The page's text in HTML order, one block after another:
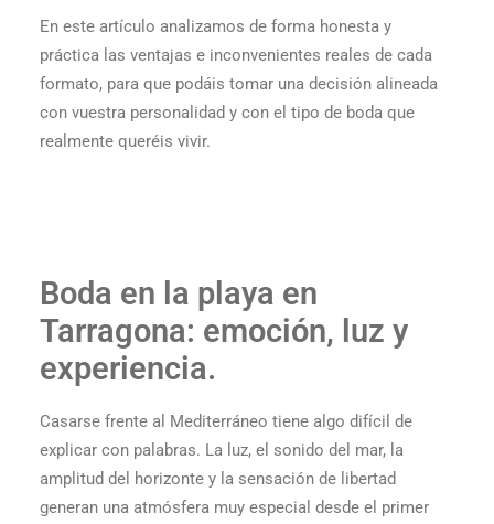
En este artículo analizamos de forma honesta y
práctica las ventajas e inconvenientes reales de cada
formato, para que podáis tomar una decisión alineada
con vuestra personalidad y con el tipo de boda que
realmente queréis vivir.
Boda en la playa en
Tarragona: emoción, luz y
experiencia.
Casarse frente al Mediterráneo tiene algo difícil de
explicar con palabras. La luz, el sonido del mar, la
amplitud del horizonte y la sensación de libertad
generan una atmósfera muy especial desde el primer